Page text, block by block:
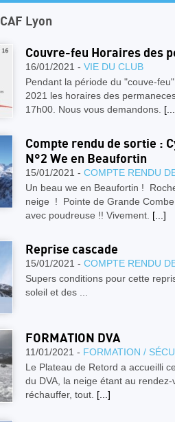
CAF Lyon
Couvre-feu Horaires des
16/01/2021 - VIE DU CLUB
Pendant la période du "couve-
2021 les horaires des
17h00. Nous vous demandons.
Compte rendu de sortie :
N°2 We en Beaufortin
15/01/2021 - COMPTE RENDU
Un beau we en Beaufortin !
neige ! Pointe de Grande
avec poudreuse !! Vivement. [...]
Reprise cascade
15/01/2021 - COMPTE RENDU
Supers conditions pour cette
soleil et des ...
FORMATION DVA
11/01/2021 - FORMATION /
Le Plateau de Retord a accueilli
du DVA, la neige étant au
réchauffer, tout. [...]